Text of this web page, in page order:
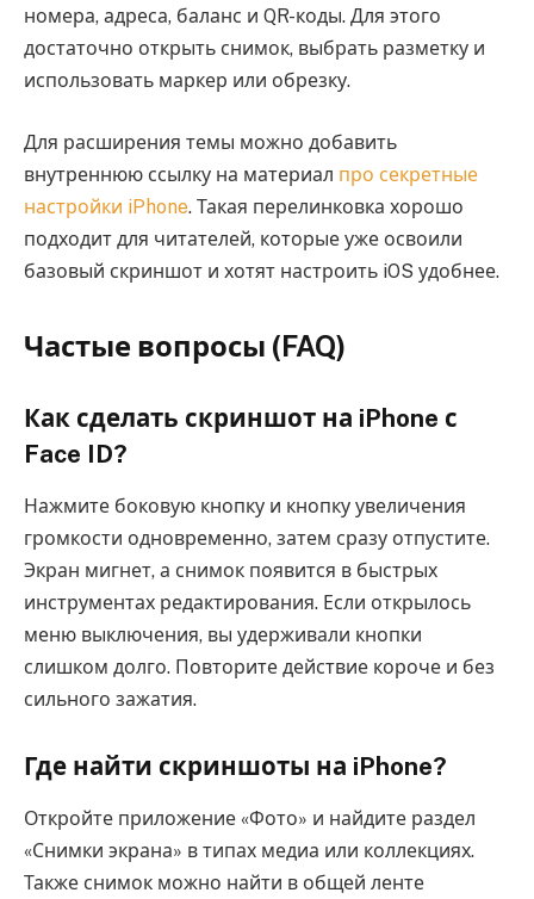
номера, адреса, баланс и QR-коды. Для этого
достаточно открыть снимок, выбрать разметку и
использовать маркер или обрезку.
Для расширения темы можно добавить
внутреннюю ссылку на материал про секретные
настройки iPhone. Такая перелинковка хорошо
подходит для читателей, которые уже освоили
базовый скриншот и хотят настроить iOS удобнее.
Частые вопросы (FAQ)
Как сделать скриншот на iPhone с
Face ID?
Нажмите боковую кнопку и кнопку увеличения
громкости одновременно, затем сразу отпустите.
Экран мигнет, а снимок появится в быстрых
инструментах редактирования. Если открылось
меню выключения, вы удерживали кнопки
слишком долго. Повторите действие короче и без
сильного зажатия.
Где найти скриншоты на iPhone?
Откройте приложение «Фото» и найдите раздел
«Снимки экрана» в типах медиа или коллекциях.
Также снимок можно найти в общей ленте